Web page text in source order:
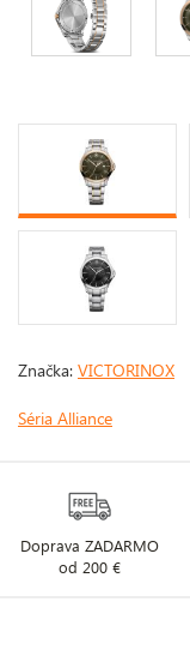
Značka: VICTORINOX
Séria Alliance
Doprava ZADARMO
od 200 €